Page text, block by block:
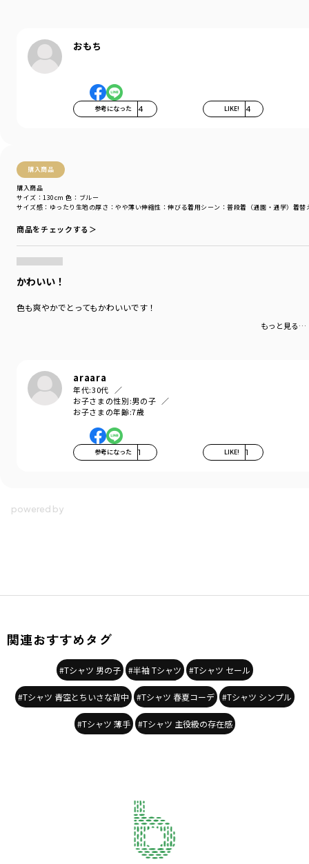
おもち
参考になった 4 LIKE! 4
購入商品
購入商品
サイズ感 ：ゆったり 生地の厚さ ：やや薄い伸縮性 ：伸びる着用シーン ：普段着（通園・通学） 着替
サイズ：130cm 色：ブルー
商品をチェックする＞
かわいい！
色も爽やかでとってもかわいいです！
もっと見る…
araara
年代:30代
お子さまの性別:男の子
お子さまの年齢:7歳
参考になった 1 LIKE! 1
関連おすすめタグ
#Tシャツ 男の子 #半袖 Tシャツ #Tシャツ セール
#Tシャツ 青空とちいさな背中 #Tシャツ 春夏コーデ #Tシャツ シンプル
#Tシャツ 薄手 #Tシャツ 主役級の存在感